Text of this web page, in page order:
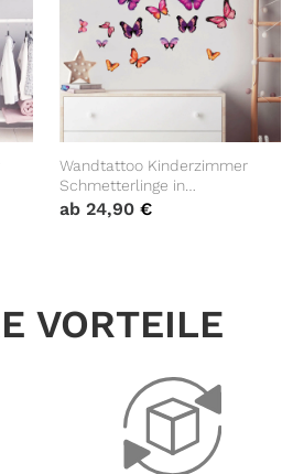
Wandtattoo Kinderzimmer
Schmetterlinge in
unterschiedlichen Rosa Tönen,
ab 24,90 €
VORTEILE